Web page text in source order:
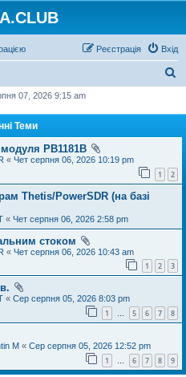
Вхід
Реєстрація
07, 2026 9:15 am
Теми
PB1181B
« Чет серпня 06, 2026 10:19 pm
1 2
Thetis/PowerSDR (на базі
« Чет серпня 06, 2026 2:58 pm
стоком
« Чет серпня 06, 2026 10:43 am
1 2 3
« Сер серпня 05, 2026 8:03 pm
1 … 5 6 7 8
M « Сер серпня 05, 2026 12:52 pm
1 … 6 7 8 9